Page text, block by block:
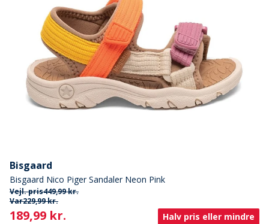
Bisgaard
Bisgaard Nico Piger Sandaler Neon Pink
Vejl. pris449,99 kr.
Var229,99 kr.
Current
189,99 kr. Halv pris eller mindre